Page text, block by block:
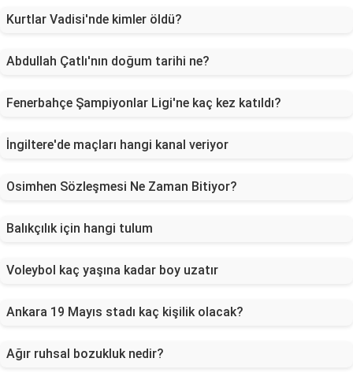
Kurtlar Vadisi'nde kimler öldü?
Abdullah Çatlı'nın doğum tarihi ne?
Fenerbahçe Şampiyonlar Ligi'ne kaç kez katıldı?
İngiltere'de maçları hangi kanal veriyor
Osimhen Sözleşmesi Ne Zaman Bitiyor?
Balıkçılık için hangi tulum
Voleybol kaç yaşına kadar boy uzatır
Ankara 19 Mayıs stadı kaç kişilik olacak?
Ağır ruhsal bozukluk nedir?